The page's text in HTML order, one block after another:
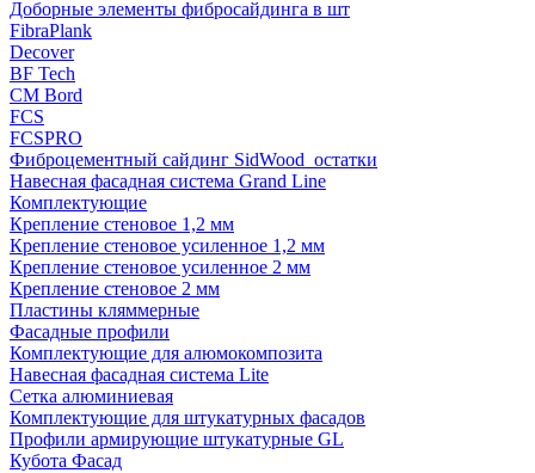
Доборные элементы фибросайдинга в шт
FibraPlank
Decover
BF Tech
CM Bord
FCS
FCSPRO
Фиброцементный сайдинг SidWood_остатки
Навесная фасадная система Grand Line
Комплектующие
Крепление стеновое 1,2 мм
Крепление стеновое усиленное 1,2 мм
Крепление стеновое усиленное 2 мм
Крепление стеновое 2 мм
Пластины кляммерные
Фасадные профили
Комплектующие для алюмокомпозита
Навесная фасадная система Lite
Сетка алюминиевая
Комплектующие для штукатурных фасадов
Профили армирующие штукатурные GL
Кубота Фасад